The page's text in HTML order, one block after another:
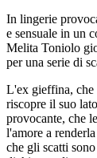
In lingerie
e sensuale in un
Melita Toniolo
per una serie di
L'ex gieffina, che
riscopre il suo
provocante, che
l'amore a
che gli scatti